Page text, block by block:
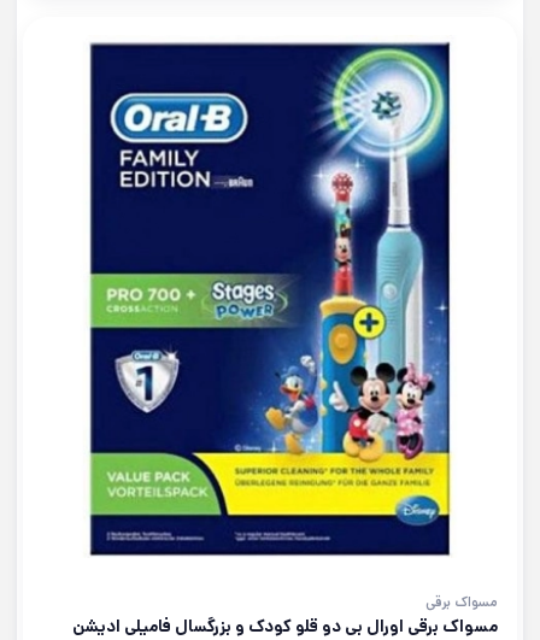
مسواک برقی
مسواک برقی اورال بی دو قلو کودک و بزرگسال فامیلی ادیشن